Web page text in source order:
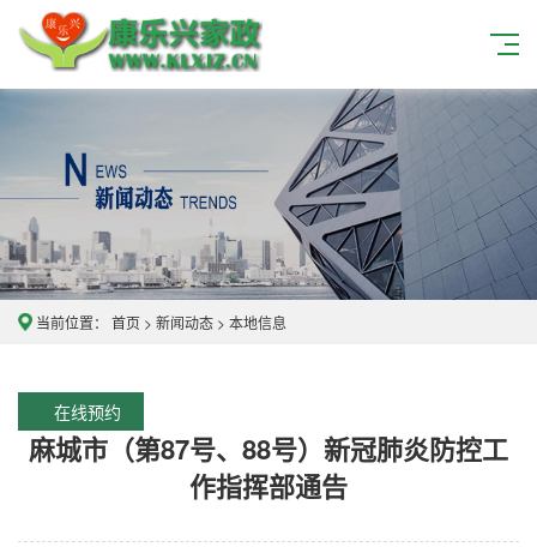
当前位置： 首页 > 新闻动态 > 本地信息
在线预约
麻城市（第87号、88号）新冠肺炎防控工
作指挥部通告